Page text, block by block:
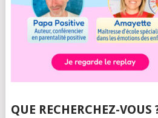
QUE RECHERCHEZ-VOUS